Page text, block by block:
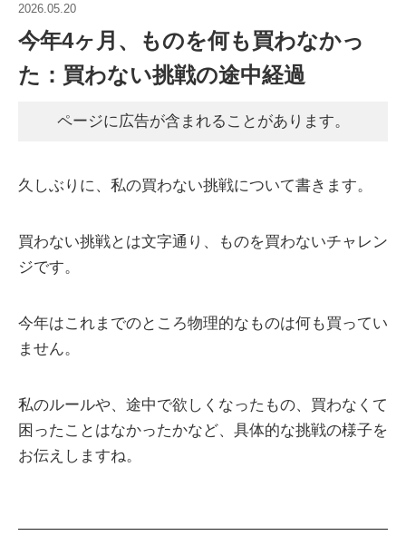
2026.05.20
今年4ヶ月、ものを何も買わなかっ
た：買わない挑戦の途中経過
ページに広告が含まれることがあります。
久しぶりに、私の買わない挑戦について書きます。
買わない挑戦とは文字通り、ものを買わないチャレン
ジです。
今年はこれまでのところ物理的なものは何も買ってい
ません。
私のルールや、途中で欲しくなったもの、買わなくて
困ったことはなかったかなど、具体的な挑戦の様子を
お伝えしますね。